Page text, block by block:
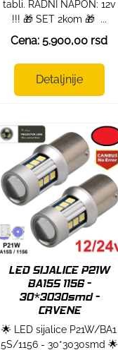
tabli. RADNI NAPON: 12v
!!! 🎁 SET 2kom 🎁 ...
Cena: 5.900,00 rsd
Detaljnije
LED SIJALICE P21W
BA15S 1156 -
30*3030smd -
CRVENE
🌟 LED sijalice P21W/BA1
5S/1156 - 30*3030smd 🌟